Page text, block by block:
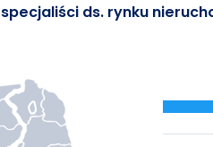
specjaliści ds. rynku